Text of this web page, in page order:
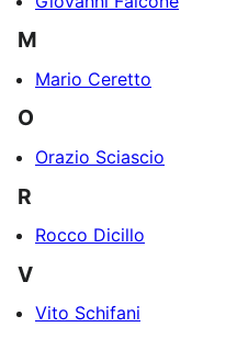
M
Mario Ceretto
O
Orazio Sciascio
R
Rocco Dicillo
V
Vito Schifani